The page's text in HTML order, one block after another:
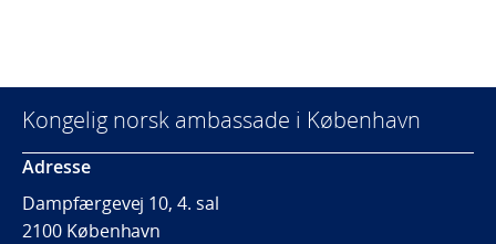
Kongelig norsk ambassade i København
Adresse
Dampfærgevej 10, 4. sal
2100 København